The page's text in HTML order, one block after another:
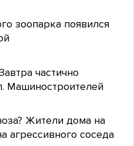
зоопарка появился
частично
Машиностроителей
Жители дома на
агрессивного соседа